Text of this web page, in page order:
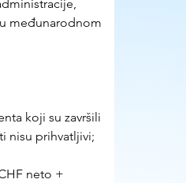
međunarodnom
koji su završili
nisu prihvatljivi;
neto +